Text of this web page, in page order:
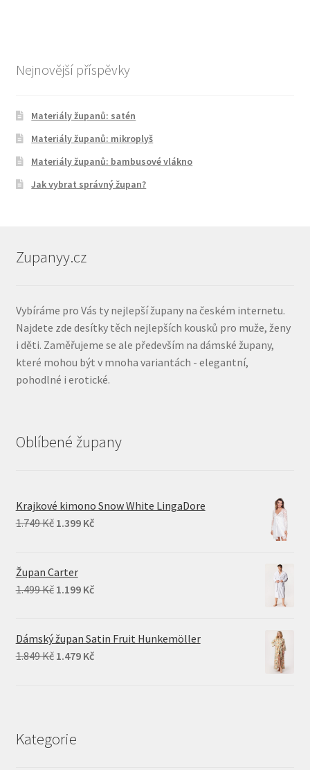
Nejnovější příspěvky
Materiály županů: satén
Materiály županů: mikroplyš
Materiály županů: bambusové vlákno
Jak vybrat správný župan?
Zupanyy.cz
Vybíráme pro Vás ty nejlepší župany na českém internetu.
Najdete zde desítky těch nejlepších kousků pro muže, ženy
i děti. Zaměřujeme se ale především na dámské župany,
které mohou být v mnoha variantách - elegantní,
pohodlné i erotické.
Oblíbené župany
Krajkové kimono Snow White LingaDore
1.749Kč Original
1.749 Kč.
1.399 KčCurrent
Župan Carter
1.499Kč Original
1.499 Kč.
1.199 KčCurrent
1.199 Kč.
Dámský župan Satin Fruit Hunkemöller
1.849Kč Original
1.479 KčCurrent
Kategorie